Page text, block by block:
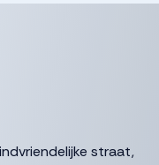
straat,